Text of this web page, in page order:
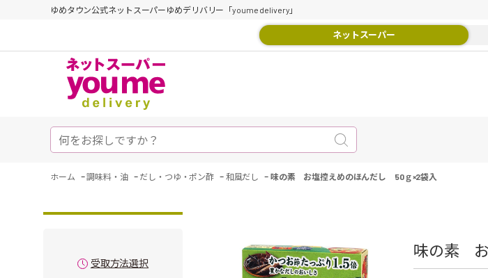
ゆめタウン公式ネットスーパーゆめデリバリー「youme delivery」
ネットスーパー
ホーム -調味料・油 - だし・つゆ・ポン酢 - 和風だし - 味の素 お塩控えめのほんだし 50ｇ×2袋入
受取方法選択
味の素 お